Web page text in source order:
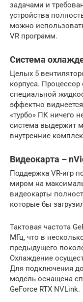
задачами и
устройства
можно
VR программ.
Система
Целых 5
корпуса.
специальной
эффектно
«турбо» ПК ничего
система выдержит
внутренние
Видеокарта –
Поддержка VR-игр
миром на
видеокарты
которые бы
Тактовая частота
МГц, что в
предыдущего
Охлаждение
Для подключения
модель оснащена
GeForce RTX NVLink.